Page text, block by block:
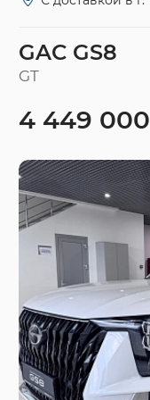
GAC GS8
GT
4 449